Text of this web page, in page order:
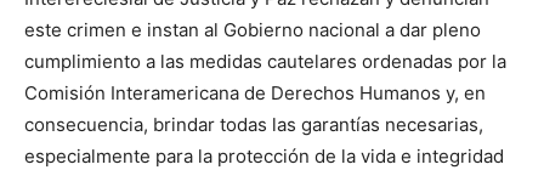
este crimen e instan al Gobierno nacional a dar pleno
cumplimiento a las medidas cautelares ordenadas por la
Comisión Interamericana de Derechos Humanos y, en
consecuencia, brindar todas las garantías necesarias,
especialmente para la protección de la vida e integridad